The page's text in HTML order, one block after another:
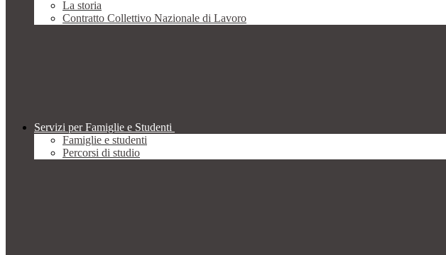
La storia
Contratto Collettivo Nazionale di Lavoro
Servizi per Famiglie e Studenti
Famiglie e studenti
Percorsi di studio